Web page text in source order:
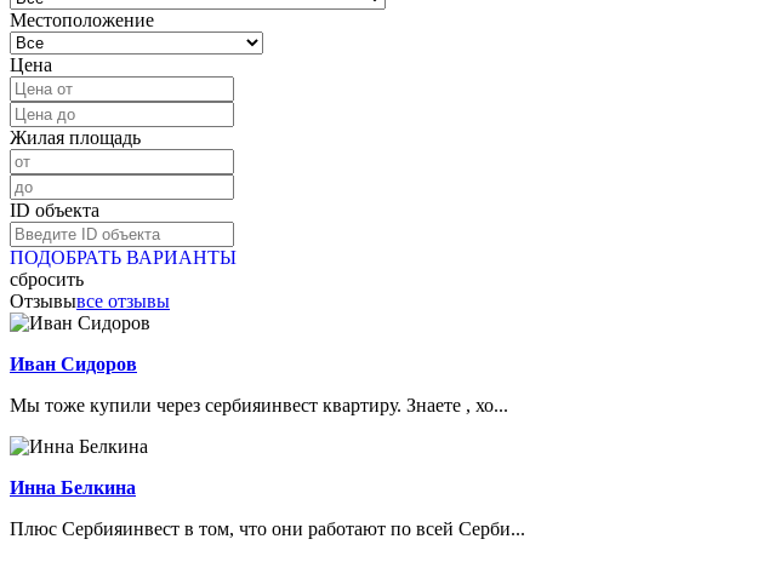
Местоположение
Цена
Жилая площадь
ID объекта
ПОДОБРАТЬ ВАРИАНТЫ
сбросить
Отзывывсе отзывы
Иван Сидоров
Мы тоже купили через сербияинвест квартиру. Знаете , хо...
Инна Белкина
Плюс Сербияинвест в том, что они работают по всей Серби...